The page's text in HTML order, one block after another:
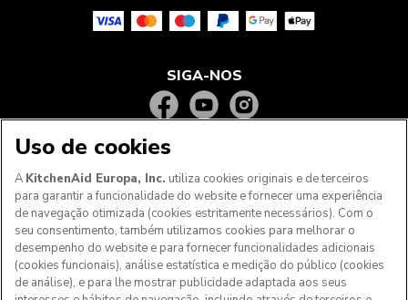
SIGA-NOS
Aos clientes nos Açores, Madeira e outros territórios
Uso de cookies
A KitchenAid Europa, Inc. utiliza cookies originais e de terceiros
para garantir a funcionalidade do website e fornecer uma experiência
de navegação otimizada (cookies estritamente necessários). Com o
seu consentimento, também utilizamos cookies para melhorar o
desempenho do website e para fornecer funcionalidades adicionais
(cookies funcionais), análise estatística e medição do público (cookies
de análise), e para lhe mostrar publicidade adaptada aos seus